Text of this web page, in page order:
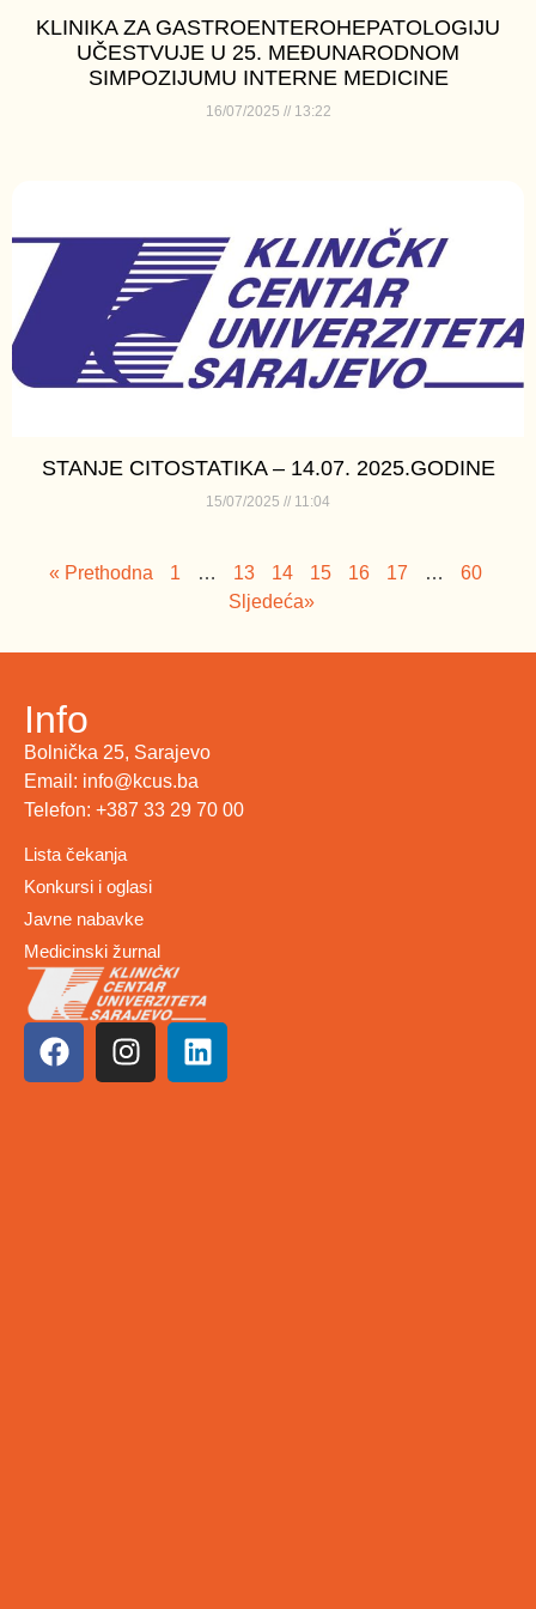
KLINIKA ZA GASTROENTEROHEPATOLOGIJU
UČESTVUJE U 25. MEĐUNARODNOM
SIMPOZIJUMU INTERNE MEDICINE
16/07/2025 13:22
STANJE CITOSTATIKA – 14.07. 2025.GODINE
15/07/2025 11:04
« Prethodna 1 … 13 14 15 16 17 …
60
Sljedeća»
Info
Bolnička 25, Sarajevo
Email: info@kcus.ba
Telefon: +387 33 29 70 00
Lista čekanja
Konkursi i oglasi
Javne nabavke
Medicinski žurnal